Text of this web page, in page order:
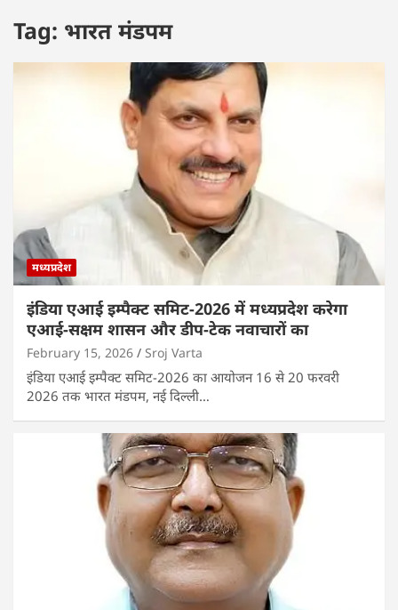
Tag: भारत मंडपम
मध्यप्रदेश
इंडिया एआई इम्पैक्ट समिट-2026 में मध्यप्रदेश करेगा
एआई-सक्षम शासन और डीप-टेक नवाचारों का
February 15, 2026 Sroj Varta
इंडिया एआई इम्पैक्ट समिट-2026 का आयोजन 16 से 20 फरवरी
2026 तक भारत मंडपम, नई दिल्ली…